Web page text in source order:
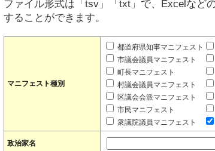
ファイル形式は「tsv」「txt」で、Excelなど
することができます。
マニフェスト種別
都道府県知事マニフェスト
市議会議員マニフェスト
町長マニフェスト
村議会議員マニフェスト
区議会会派マニフェスト
市民マニフェスト
衆議院議員マニフェスト
政治家名